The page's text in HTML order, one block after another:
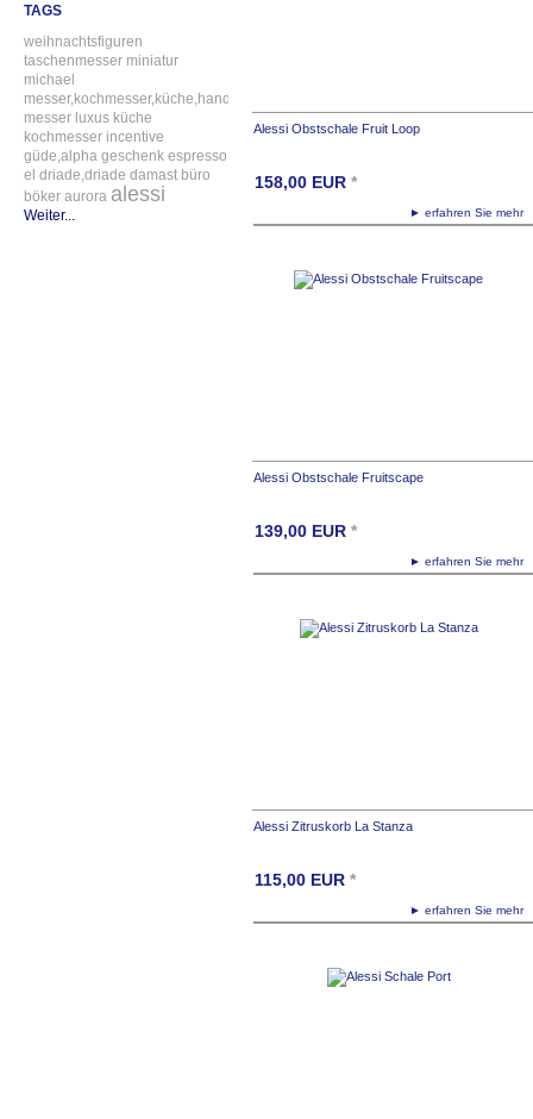
TAGS
weihnachtsfiguren
taschenmesser miniatur
michael
messer,kochmesser,küche,handgefertigt
messer luxus küche
kochmesser incentive
güde,alpha geschenk espresso
el driade,driade damast büro
böker aurora alessi
Weiter...
Alessi Obstschale Fruit Loop
► erfahren Sie
158,00 EUR *
Alessi Obstschale Fruitscape
► erfahren Sie
139,00 EUR *
Alessi Zitruskorb La Stanza
► erfahren Sie
115,00 EUR *